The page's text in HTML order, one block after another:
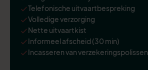
Telefonische uitvaartbespreking
Volledige verzorging
Nette uitvaartkist
Informeel afscheid (30 min)
Incasseren van verzekeringspolissen